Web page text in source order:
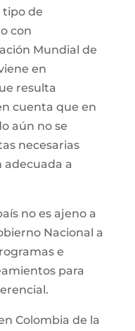
tipo de
con
Mundial de
en
resulta
cuenta que en
aún no se
necesarias
adecuada a
no es ajeno a
Nacional a
e
para
Colombia de la